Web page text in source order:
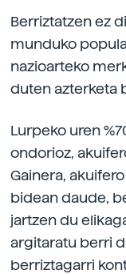
Berriztatzen ez
munduko
nazioarteko
duten azterketa
Lurpeko uren
ondorioz,
Gainera,
bidean daude,
jartzen du
argitaratu berri
berriztagarri